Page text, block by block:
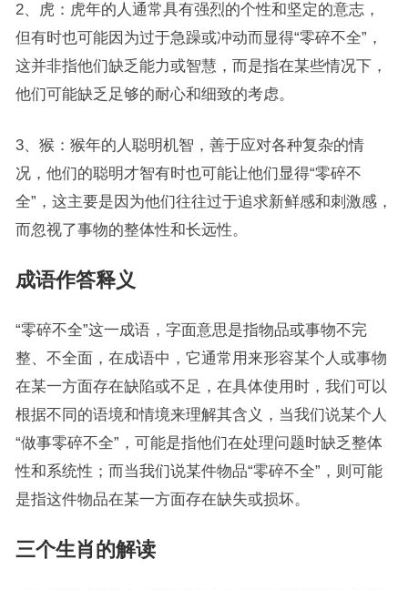
2、虎：虎年的人通常具有强烈的个性和坚定的意志，
但有时也可能因为过于急躁或冲动而显得“零碎不全”，
这并非指他们缺乏能力或智慧，而是指在某些情况下，
他们可能缺乏足够的耐心和细致的考虑。
3、猴：猴年的人聪明机智，善于应对各种复杂的情
况，他们的聪明才智有时也可能让他们显得“零碎不
全”，这主要是因为他们往往过于追求新鲜感和刺激感，
而忽视了事物的整体性和长远性。
成语作答释义
“零碎不全”这一成语，字面意思是指物品或事物不完
整、不全面，在成语中，它通常用来形容某个人或事物
在某一方面存在缺陷或不足，在具体使用时，我们可以
根据不同的语境和情境来理解其含义，当我们说某个人
“做事零碎不全”，可能是指他们在处理问题时缺乏整体
性和系统性；而当我们说某件物品“零碎不全”，则可能
是指这件物品在某一方面存在缺失或损坏。
三个生肖的解读